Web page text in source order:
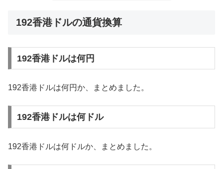
192香港ドルの通貨換算
192香港ドルは何円
192香港ドルは何円か、まとめました。
192香港ドルは何ドル
192香港ドルは何ドルか、まとめました。